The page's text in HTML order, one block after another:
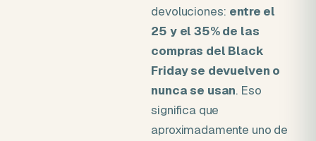
devoluciones: entre el
25 y el 35% de las
compras del Black
Friday se devuelven o
nunca se usan. Eso
significa que
aproximadamente uno de